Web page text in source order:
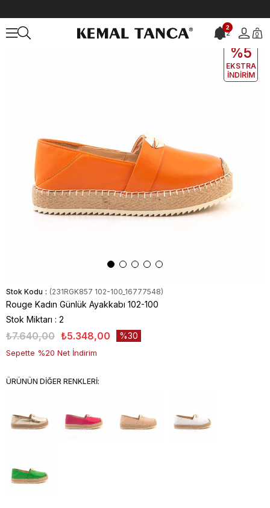
2
2 0
EKLE5
%5
EKSTRA
İNDİRİM
Stok Kodu (231RGK857 102-100_16777548)
Rouge Kadın Günlük Ayakkabı 102-100
Stok Miktarı : 2
₺7.640,00 ₺5.348,00 30
Sepette %20 Net İndirim
ÜRÜNÜN DİĞER RENKLERİ: